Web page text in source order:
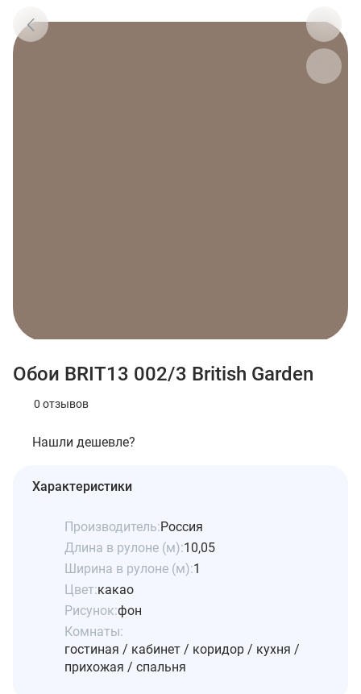
Обои BRIT13 002/3 British Garden
0 отзывов
Нашли дешевле?
Характеристики
Производитель:Россия
Длина в рулоне (м):10,05
Ширина в рулоне (м):1
Цвет:какао
Рисунок:фон
Комнаты:
гостиная / кабинет / коридор / кухня /
прихожая / спальня